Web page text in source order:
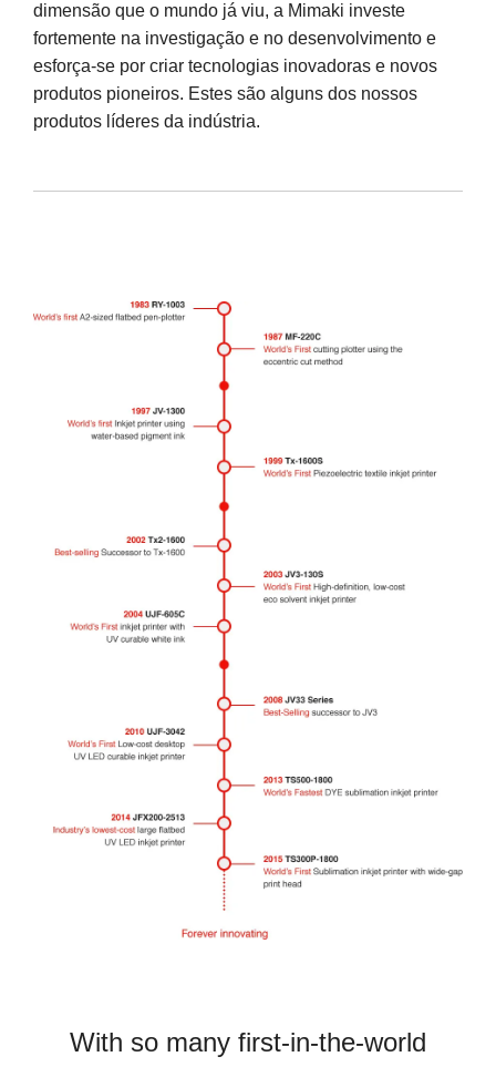
dimensão que o mundo já viu, a Mimaki investe
fortemente na investigação e no desenvolvimento e
esforça-se por criar tecnologias inovadoras e novos
produtos pioneiros. Estes são alguns dos nossos
produtos líderes da indústria.
With so many first-in-the-world